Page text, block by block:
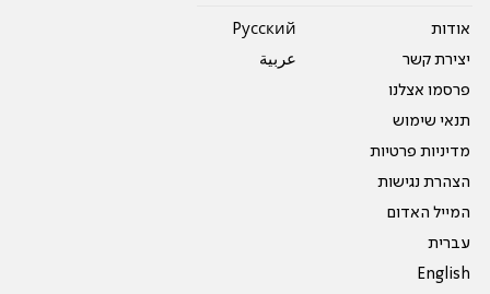
אודות
יצירת קשר
פרסמו אצלנו
תנאי שימוש
מדיניות פרטיות
הצהרת נגישות
המייל האדום
עברית
English
Pусский
عربية